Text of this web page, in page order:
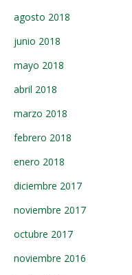
agosto 2018
junio 2018
mayo 2018
abril 2018
marzo 2018
febrero 2018
enero 2018
diciembre 2017
noviembre 2017
octubre 2017
noviembre 2016